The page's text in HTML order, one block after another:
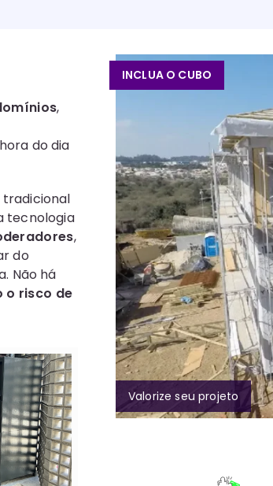
,
do dia
tradicional
tecnologia
,
do
Não há
o risco de
Utilização em
CUBO DROP